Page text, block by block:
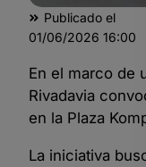
Publicado el
01/06/2026 16:00
En el marco de
Rivadavia
en la Plaza
La iniciativa